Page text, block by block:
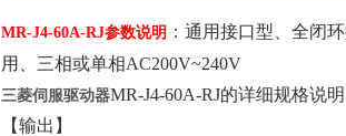
MR-J4-60A-RJ参数说明 ：通用接口型、全闭
用、三相或单相AC200V~240V
三菱伺服驱动器MR-J4-60A-RJ的详细规格说明
【输出】